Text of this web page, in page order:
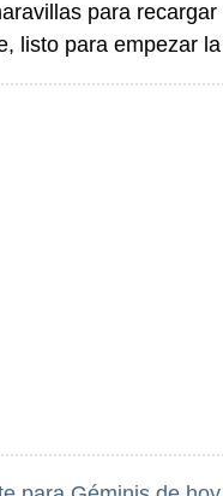
para
listo para empezar